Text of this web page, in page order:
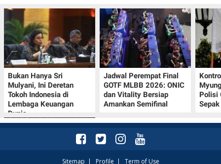
Bukan Hanya Sri
Mulyani, Ini Deretan
Tokoh Indonesia di
Lembaga Keuangan
Dunia
Jadwal Perempat Final
GOTF MLBB 2026: ONIC
dan Vitality Bersiap
Amankan Semifinal
Polisi
Sitemap Profile Term of Use